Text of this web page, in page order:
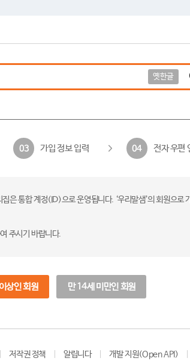
옛한글
03 가입 정보 입력 04 전자 우편
은 통합 계정(ID)으로 운영됩니다. ‘우리말샘’의 회원으
주시기 바랍니다.
상인 회원 만 14세 미만인 회원
저작권 정책 알립니다 개발 지원(Open API)